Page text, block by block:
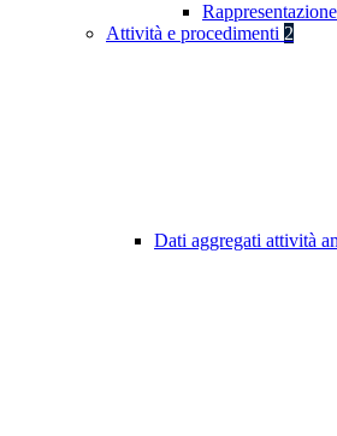
Attività e procedimenti 2
Dati aggregati attività